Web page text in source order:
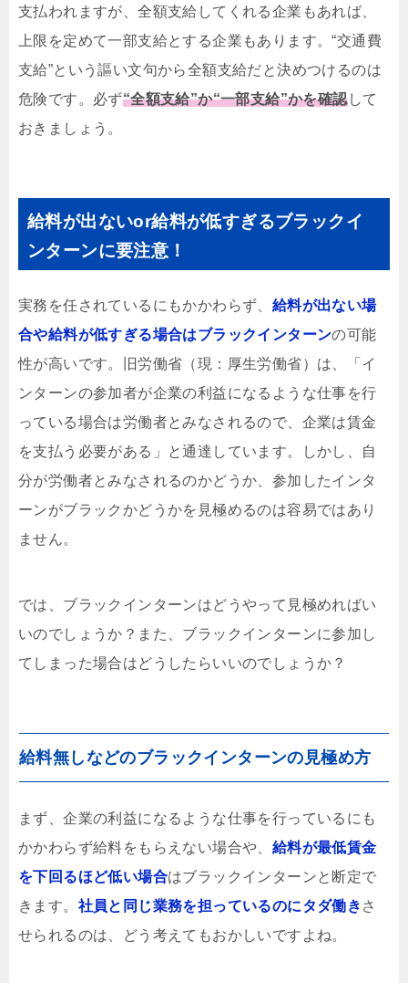
支払われますが、全額支給してくれる企業もあれば、
上限を定めて一部支給とする企業もあります。“交通費
支給”という謳い文句から全額支給だと決めつけるのは
危険です。必ず“全額支給”か“一部支給”かを確認して
おきましょう。
給料が出ないor給料が低すぎるブラックイ
ンターンに要注意！
実務を任されているにもかかわらず、 給料が出ない場
合や給料が低すぎる場合はブラックインターンの可能
性が高いです。旧労働省（現：厚生労働省）は、「イ
ンターンの参加者が企業の利益になるような仕事を行
っている場合は労働者とみなされるので、企業は賃金
を支払う必要がある」と通達しています。しかし、自
分が労働者とみなされるのかどうか、参加したインタ
ーンがブラックかどうかを見極めるのは容易ではあり
ません。
では、ブラックインターンはどうやって見極めればい
いのでしょうか？また、ブラックインターンに参加し
てしまった場合はどうしたらいいのでしょうか？
給料無しなどのブラックインターンの見極め方
まず、企業の利益になるような仕事を行っているにも
かかわらず給料をもらえない場合や、 給料が最低賃金
を下回るほど低い場合はブラックインターンと断定で
きます。 社員と同じ業務を担っているのにタダ働き さ
せられるのは、どう考えてもおかしいですよね。